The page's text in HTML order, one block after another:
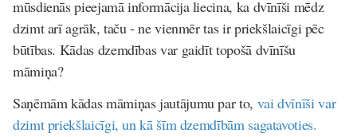
mūsdienās pieejamā informācija liecina, ka dvīnīši mēdz
dzimt arī agrāk, taču - ne vienmēr tas ir priekšlaicīgi pēc
būtības. Kādas dzemdības var gaidīt topošā dvīnīšu
māmiņa?
Saņēmām kādas māmiņas jautājumu par to, vai dvīnīši var
dzimt priekšlaicīgi, un kā šīm dzemdībām sagatavoties.